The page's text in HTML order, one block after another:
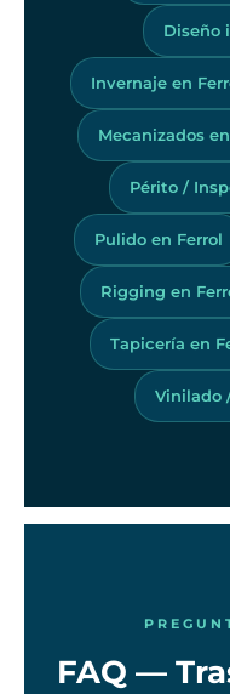
Diseño
Invernaje en
Mecanizados
Périto /
Pulido en Ferrol
Rigging en
Tapicería en
Vinilado
FAQ —